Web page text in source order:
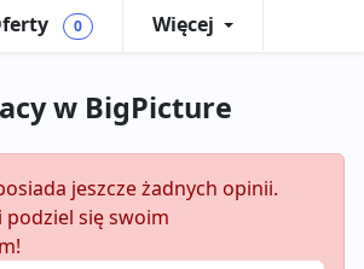
0 Więcej
w BigPicture
jeszcze żadnych opinii.
podziel się swoim